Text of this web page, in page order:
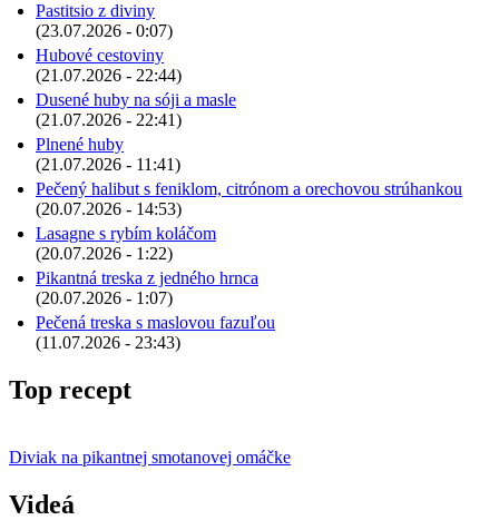
Pastitsio z diviny
(23.07.2026 - 0:07)
Hubové cestoviny
(21.07.2026 - 22:44)
Dusené huby na sóji a masle
(21.07.2026 - 22:41)
Plnené huby
(21.07.2026 - 11:41)
Pečený halibut s feniklom, citrónom a orechovou strúhankou
(20.07.2026 - 14:53)
Lasagne s rybím koláčom
(20.07.2026 - 1:22)
Pikantná treska z jedného hrnca
(20.07.2026 - 1:07)
Pečená treska s maslovou fazuľou
(11.07.2026 - 23:43)
Top recept
Diviak na pikantnej smotanovej omáčke
Videá